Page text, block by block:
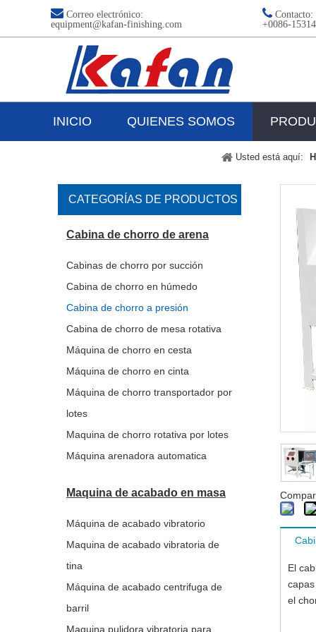
 Correo electrónico:
equipment@kafan-finishing.com
 Contacto:
+0086-
INICIO QUIENES SOMOS
Usted está aquí:
CATEGORÍAS DE PRODUCTOS
Cabina de chorro de arena
Cabinas de chorro por succión
Cabina de chorro en húmedo
Cabina de chorro a presión
Cabina de chorro de mesa rotativa
Máquina de chorro en cesta
Máquina de chorro en cinta
Máquina de chorro transportador por
lotes
Maquina de chorro rotativa por lotes
Máquina arenadora automatica
Maquina de acabado en masa
Máquina de acabado vibratorio
Maquina de acabado vibratoria de
tina
Máquina de acabado centrifuga de
barril
Maquina pulidora vibratoria para
El
el